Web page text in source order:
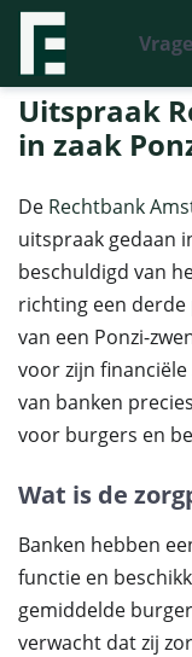
Financieel Recht
Amsterdam in zaak
Uitspraak
in zaak
De Rechtbank
uitspraak gedaan
beschuldigd van
richting een derde
van een Ponzi-
voor zijn
van banken
voor burgers en
Wat is de
Banken hebben
functie en
gemiddelde
verwacht dat zij